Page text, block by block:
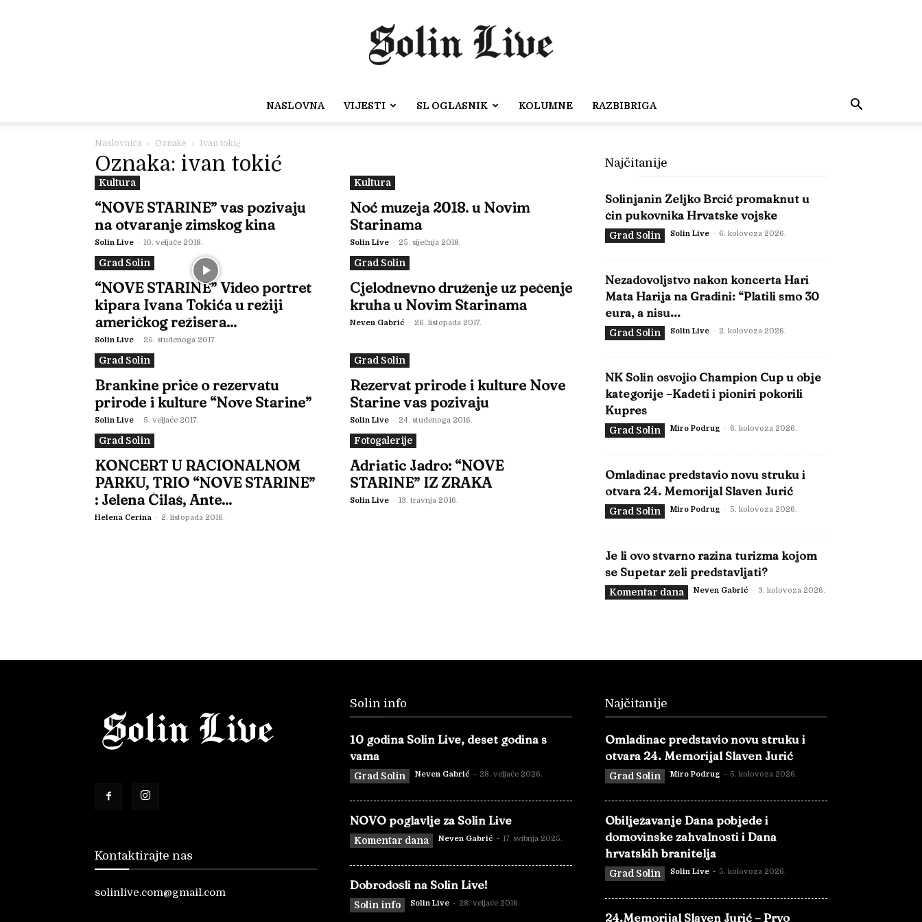
Live
NASLOVNA VIJESTI SL OGLASNIK KOLUMNE RAZBIBRIGA
Naslovnica Oznake Ivan tokić
Oznaka: ivan tokić
Kultura
“NOVE STARINE” vas pozivaju
na otvaranje zimskog kina
Solin Live - 10. veljače 2018.
Kultura
Noć muzeja 2018. u Novim
Starinama
Solin Live - 25. siječnja 2018.
Grad Solin
“NOVE STARINE” Video portret
kipara Ivana Tokića u režiji
američkog režisera...
Solin Live - 25. studenoga 2017.
Grad Solin
Cjelodnevno druženje uz pečenje
kruha u Novim Starinama
Neven Gabrić - 26. listopada 2017.
Grad Solin
Brankine priče o rezervatu
prirode i kulture “Nove Starine”
Solin Live - 5. veljače 2017.
Grad Solin
Rezervat prirode i kulture Nove
Starine vas pozivaju
Solin Live - 24. studenoga 2016.
Grad Solin
KONCERT U RACIONALNOM
PARKU, TRIO “NOVE STARINE”
: Jelena Čilaš, Ante...
Helena Cerina - 2. listopada 2016.
Fotogalerije
Adriatic Jadro: “NOVE
STARINE” IZ ZRAKA
Solin Live - 13. travnja 2016.
Najčitanije
Solinjanin Željko Brčić promaknut u
čin pukovnika Hrvatske vojske
Grad Solin Solin Live - 6. kolovoza 2026.
Nezadovoljstvo nakon koncerta Hari
Mata Harija na Gradini: “Platili smo 30
eura, a nisu...
Grad Solin Solin Live - 2. kolovoza 2026.
NK Solin osvojio Champion Cup u obje
kategorije –Kadeti i pioniri pokorili
Kupres
Grad Solin Miro Podrug - 6. kolovoza 2026.
Omladinac predstavio novu struku i
otvara 24. Memorijal Slaven Jurić
Grad Solin Miro Podrug - 5. kolovoza 2026.
Je li ovo stvarno razina turizma kojom
se Supetar želi predstavljati?
Komentar dana Neven Gabrić - 3. kolovoza 2026.
Kontaktirajte nas
solinlive.com@gmail.com
Solin info
10 godina Solin Live, deset godina s
vama
Grad Solin Neven Gabrić - 28. veljače 2026.
NOVO poglavlje za Solin Live
Komentar dana Neven Gabrić - 17. svibnja 2025.
Dobrodošli na Solin Live!
Solin info Solin Live - 28. veljače 2016.
Najčitanije
Omladinac predstavio novu struku i
otvara 24. Memorijal Slaven Jurić
Grad Solin Miro Podrug - 5. kolovoza 2026.
Obilježavanje Dana pobjede i
domovinske zahvalnosti i Dana
hrvatskih branitelja
Grad Solin Solin Live - 5. kolovoza 2026.
24.Memorijal Slaven Jurić – Prvo